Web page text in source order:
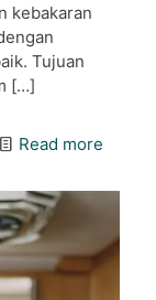
kebakaran
Tujuan
[…]
Read more